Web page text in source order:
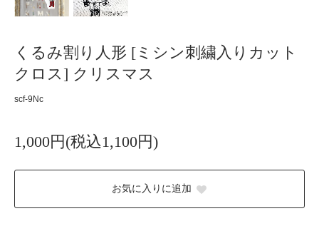
くるみ割り人形 [ミシン刺繍入りカット
クロス] クリスマス
scf-9Nc
1,000円(税込1,100円)
お気に入りに追加